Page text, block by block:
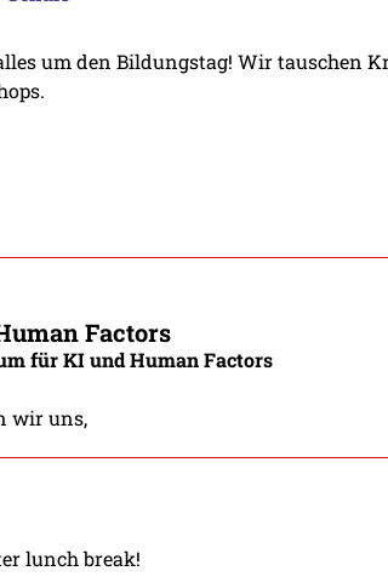
um den Bildungstag! Wir tauschen
Factors
für KI und Human Factors
wir uns,
lunch break!